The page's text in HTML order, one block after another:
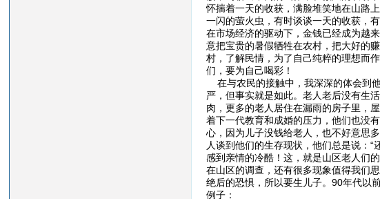
怀揣着一天的收获，满脸堆笑地在山路
一闪的萤火虫，有时谈谈一天的收获，
在市场经济的驱动下，金钱已经成为越
意把宝贵的暑假牺牲在农村，把大好的
村，了解民情，为了自己纯粹的理想而
们，要为自己喝彩！
在与农民的接触中，我深深的体会到
严，但事实就是如此。老人老后没有生
肉，更多的老人居住在漏雨的房子里，
着下一代教育和成婚的压力，他们也没
心，因为儿子没钱给老人，也不好意思
人谈到他们的生存现状，他们总是说：
感到亲情的冷酷！这，就是山区老人们
在山区的调查，还有很多现象值得我们
绝后的恐惧，所以要生儿子。90年代以
例子：